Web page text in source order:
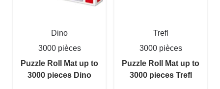
Dino
3000 pièces
Puzzle Roll Mat up to
3000 pieces Dino
Trefl
3000 pièces
Puzzle Roll Mat up to
3000 pieces Trefl